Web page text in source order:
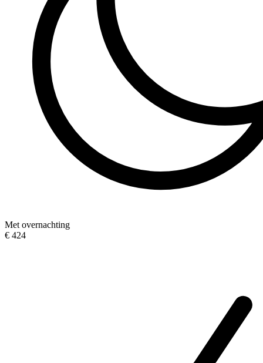
Met overnachting
€ 424